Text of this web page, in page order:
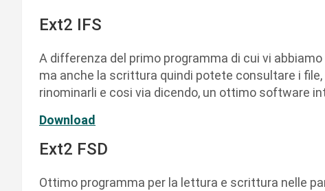
Ext2 IFS
A differenza del primo programma di cui vi
ma anche la scrittura quindi potete consultare i
rinominarli e cosi via dicendo, un ottimo software
Download
Ext2 FSD
Ottimo programma per la lettura e scrittura nelle